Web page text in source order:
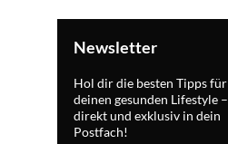
Newsletter
Hol dir die besten Tipps für
deinen gesunden Lifestyle –
direkt und exklusiv in dein
Postfach!